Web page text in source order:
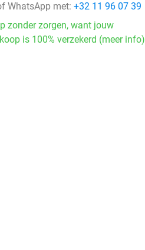
WhatsApp met: +32 11 96 07 39
zonder zorgen, want jouw
is 100% verzekerd (meer info)